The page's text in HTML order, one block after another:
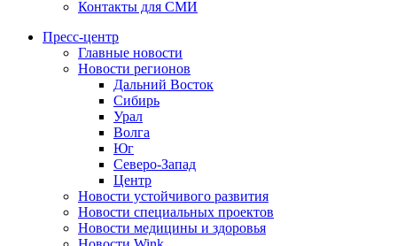
Контакты для СМИ
Пресс-центр
Главные новости
Новости регионов
Дальний Восток
Сибирь
Урал
Волга
Юг
Северо-Запад
Центр
Новости устойчивого развития
Новости специальных проектов
Новости медицины и здоровья